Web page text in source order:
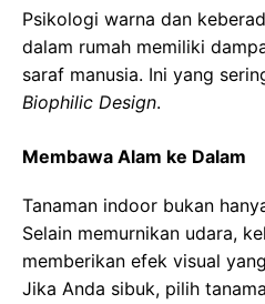
Psikologi warna dan
dalam rumah memiliki
saraf manusia. Ini yang
Biophilic Design.
Membawa Alam ke Dalam
Tanaman indoor bukan
Selain memurnikan udara,
memberikan efek visual
Jika Anda sibuk, pilih